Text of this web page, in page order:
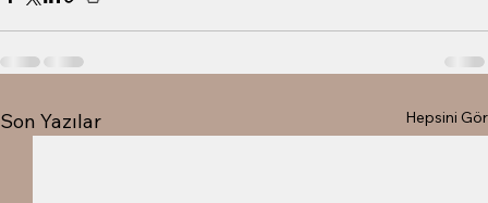
Son Yazılar Hepsini Gör